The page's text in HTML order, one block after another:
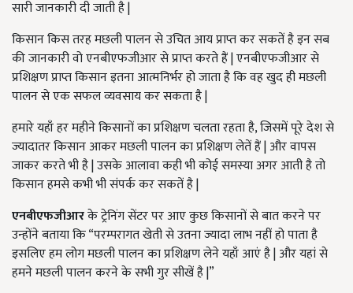
सारी जानकारी दी जाती है |
किसान किस तरह मछली पालन से उचित आय प्राप्त कर सकतें है इन सब
की जानकारी वो एनबीएफजीआर से प्राप्त करते हैं | एनबीएफजीआर से
प्रशिक्षण प्राप्त किसान इतना आत्मनिर्भर हो जाता है कि वह खुद ही मछली
पालन से एक सफल व्यवसाय कर सकता है |
हमारे यहाँ हर महीने किसानों का प्रशिक्षण चलता रहता है, जिसमें पूरे देश से
ज्यादातर किसान आकर मछली पालन का प्रशिक्षण लेतें हैं | और वापस
जाकर करते भी है | उसके आलावा कही भी कोई समस्या अगर आती है तो
किसान हमसे कभी भी संपर्क कर सकतें है |
एनबीएफजीआरके ट्रेनिंग सेंटर पर आए कुछ किसानों से बात करने पर
उन्होंने बताया कि “परम्परागत खेती से उतना ज्यादा लाभ नहीं हो पाता है
इसलिए हम लोग मछली पालन का प्रशिक्षण लेने यहाँ आएं है | और यहां से
हमने मछली पालन करने के सभी गुर सीखें है |”